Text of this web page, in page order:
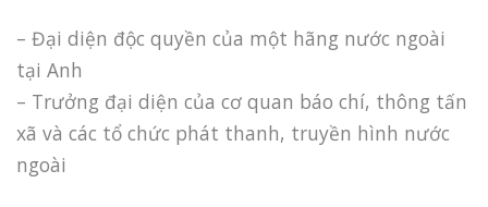
– Đại diện độc quyền của một hãng nước ngoài
tại Anh
– Trưởng đại diện của cơ quan báo chí, thông tấn
xã và các tổ chức phát thanh, truyền hình nước
ngoài